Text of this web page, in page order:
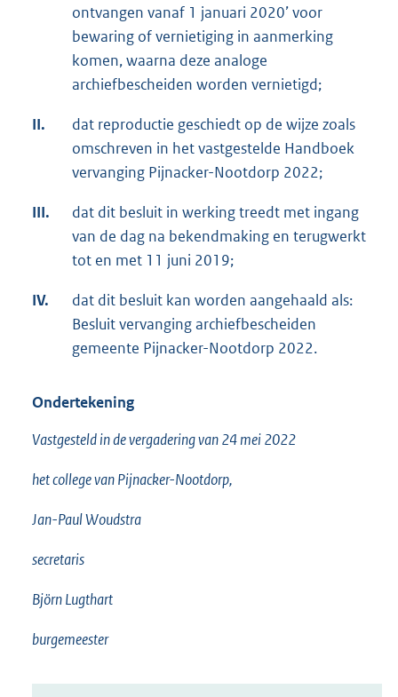
ontvangen vanaf 1 januari 2020’ voor
bewaring of vernietiging in aanmerking
komen, waarna deze analoge
archiefbescheiden worden vernietigd;
II.
dat reproductie geschiedt op de wijze zoals
omschreven in het vastgestelde Handboek
vervanging Pijnacker-Nootdorp 2022;
III.
dat dit besluit in werking treedt met ingang
van de dag na bekendmaking en terugwerkt
tot en met 11 juni 2019;
IV.
dat dit besluit kan worden aangehaald als:
Besluit vervanging archiefbescheiden
gemeente Pijnacker-Nootdorp 2022.
Ondertekening
Vastgesteld in de vergadering van 24 mei 2022
het college van Pijnacker-Nootdorp,
Jan-Paul Woudstra
secretaris
Björn Lugthart
burgemeester